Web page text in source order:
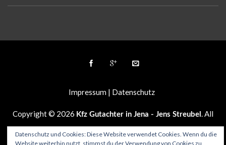
Impressum | Datenschutz
Copyright © 2026 Kfz Gutachter in Jena - Jens Streubel . All
rights reserved.
Datenschutz und Cookies: Diese Website verwendet Cookies. Wenn du die
Website weiterhin nutzt, stimmst du der Verwendung von Cookies zu.